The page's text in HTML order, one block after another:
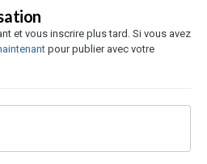
et vous inscrire plus tard. Si vous avez
pour publier avec votre